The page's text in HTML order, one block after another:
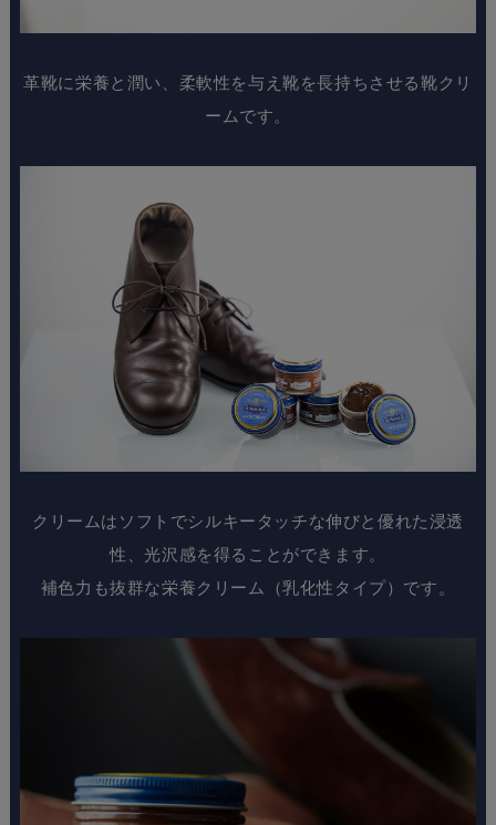
革靴に栄養と潤い、柔軟性を与え靴を長持ちさせる靴クリ
ームです。
クリームはソフトでシルキータッチな伸びと優れた浸透
性、光沢感を得ることができます。
補色力も抜群な栄養クリーム（乳化性タイプ）です。